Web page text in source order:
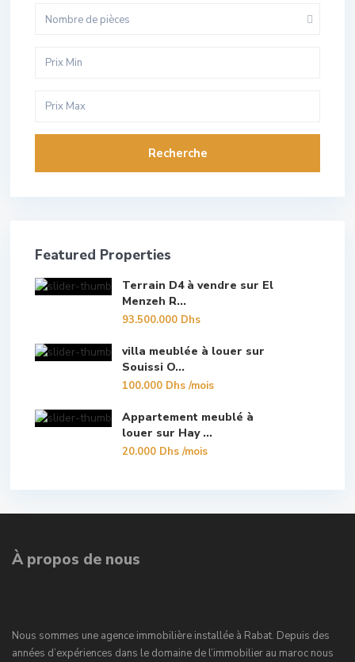
Nombre de pièces
Recherche
Featured Properties
Terrain D4 à vendre sur El
Menzeh R...
93.500.000 Dhs
villa meublée à louer sur
Souissi O...
100.000 Dhs/mois
Appartement meublé à
louer sur Hay ...
20.000 Dhs/mois
À propos de nous
Nous sommes une agence immobilière installée à Rabat. Depuis des
années d’expériences dans le domaine de l’immobilier au maroc nous